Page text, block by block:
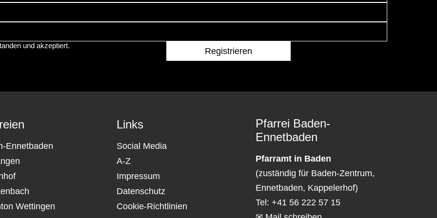
und akzeptiert.
Ennetbaden
Wettingen
Links
Social Media
A-Z
Impressum
Datenschutz
Cookie-Richtlinien
Pfarrei Baden-
Ennetbaden
Pfarramt in Baden
(zuständig für Baden-Zentrum,
Ennetbaden, Kappelerhof)
Tel: +41 56 222 57 15